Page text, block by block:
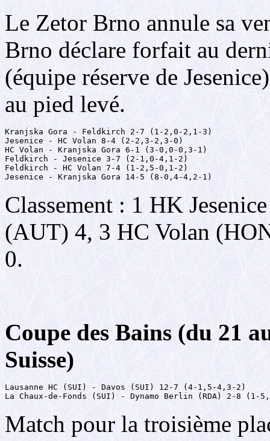
Le Zetor Brno annule sa
Brno déclare forfait au
(équipe réserve de
au pied levé.
Kranjska Gora - Feldkirch 2-7 (1-2,0-2,1-3)
Jesenice - HC Volan 8-4 (2-2,3-2,3-0)
HC Volan - Kranjska Gora 6-1 (3-0,0-0,3-1)
Feldkirch - Jesenice 3-7 (2-1,0-4,1-2)
Feldkirch - HC Volan 7-4 (1-2,5-0,1-2)
Jesenice - Kranjska Gora 14-5 (8-0,4-4,2-1)
Classement : 1 HK
(AUT) 4, 3 HC Volan
0.
Coupe des Bains (du 21
Suisse)
Lausanne HC (SUI) - Davos (SUI) 12-7 (4-1,5-4,3-2)
La Chaux-de-Fonds (SUI) - Dynamo Berlin (RDA) 2-8 (1-
Match pour la troisième